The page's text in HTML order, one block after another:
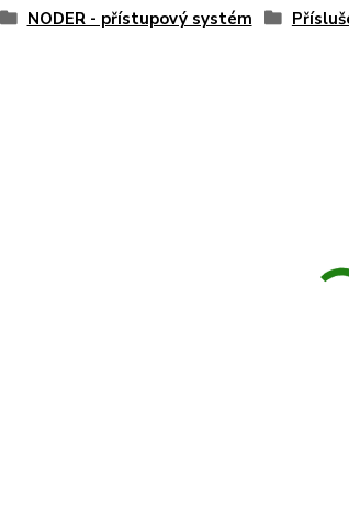
NODER - přístupový systém